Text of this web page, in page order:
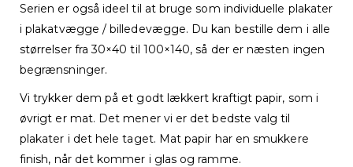
Serien er også ideel til at bruge som individuelle plakater
i plakatvægge / billedevægge. Du kan bestille dem i alle
størrelser fra 30×40 til 100×140, så der er næsten ingen
begrænsninger.
Vi trykker dem på et godt lækkert kraftigt papir, som i
øvrigt er mat. Det mener vi er det bedste valg til
plakater i det hele taget. Mat papir har en smukkere
finish, når det kommer i glas og ramme.